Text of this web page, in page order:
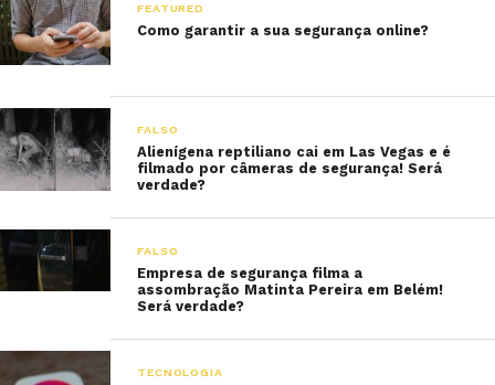
FEATURED
Como garantir a sua segurança online?
FALSO
Alienígena reptiliano cai em Las Vegas e é
filmado por câmeras de segurança! Será
verdade?
FALSO
Empresa de segurança filma a
assombração Matinta Pereira em Belém!
Será verdade?
TECNOLOGIA